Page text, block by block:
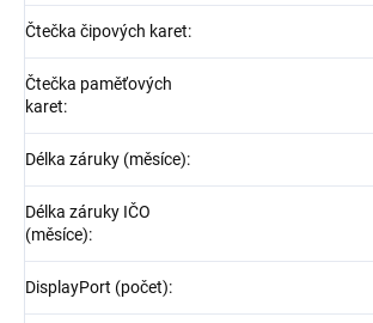
Čtečka čipových karet:
Čtečka paměťových
karet:
Délka záruky (měsíce):
Délka záruky IČO
(měsíce):
DisplayPort (počet):